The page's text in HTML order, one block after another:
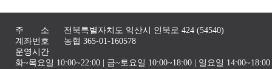
주 소
전북특별자치도 익산시 인북로 424 (54540)
계좌번호
농협 365-01-160578
운영시간
화~목요일 10:00~22:00 | 금~토요일 10:00~18:00 | 일요일